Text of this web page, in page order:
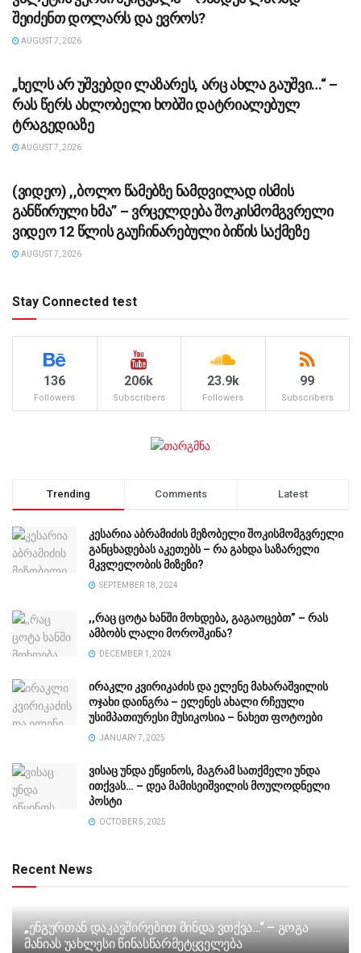
შეიძენთ დოლარს და ევროს?
AUGUST 7, 2026
„ხელს არ უშვებდი ლაზარეს, არც ახლა გაუშვი…“ –
რას წერს ახლობელი ხობში დატრიალებულ
ტრაგედიაზე
AUGUST 7, 2026
(ვიდეო) ,,ბოლო წამებზე ნამდვილად ისმის
განწირული ხმა” – ვრცელდება შოკისმომგვრელი
ვიდეო 12 წლის გაუჩინარებული ბიწის საქმეზე
AUGUST 7, 2026
Stay Connected test
136
Followers
206k
Subscribers
23.9k
Followers
99
Subscribers
Trending Comments Latest
კესარია აბრამიძის მეზობელი შოკისმომგვრელი
განცხადებას აკეთებს – რა გახდა საზარელი
მკვლელობის მიზეზი?
SEPTEMBER 18, 2024
,,რაც ცოტა ხანში მოხდება, გაგაოცებთ” – რას
ამბობს ლალი მოროშკინა?
DECEMBER 1, 2024
ირაკლი კვირიკაძის და ელენე მახარაშვილის
ოჯახი დაინგრა – ელენეს ახალი რჩეული
უსიმპათიურესი მუსიკოსია – ნახეთ ფოტოები
JANUARY 7, 2025
ვისაც უნდა ეწყინოს, მაგრამ სათქმელი უნდა
ითქვას… – დეა მამისეიშვილის მოულოდნელი
პოსტი
OCTOBER 5, 2025
Recent News
„ენგურთან დაკავშირებით მინდა ვთქვა…“ – გოგა
მანიას უახლესი წინასწარმეტყველება